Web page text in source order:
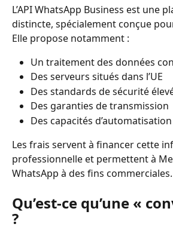
L’API WhatsApp Business est une
distincte, spécialement conçue
Elle propose notamment :
Un traitement des données
Des serveurs situés dans l’UE
Des standards de sécurité
Des garanties de transmission
Des capacités d’automatisation
Les frais servent à financer cette
professionnelle et permettent à
WhatsApp à des fins commerciales.
Qu’est-ce qu’une «
?